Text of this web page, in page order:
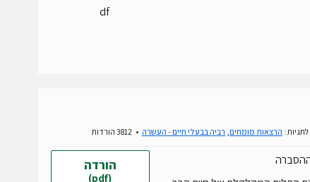
df
: הרצאות מומחים, רביה בבעלי חיים - העשרה 3812 הורדות
הורדה
(pdf)
ההסברה